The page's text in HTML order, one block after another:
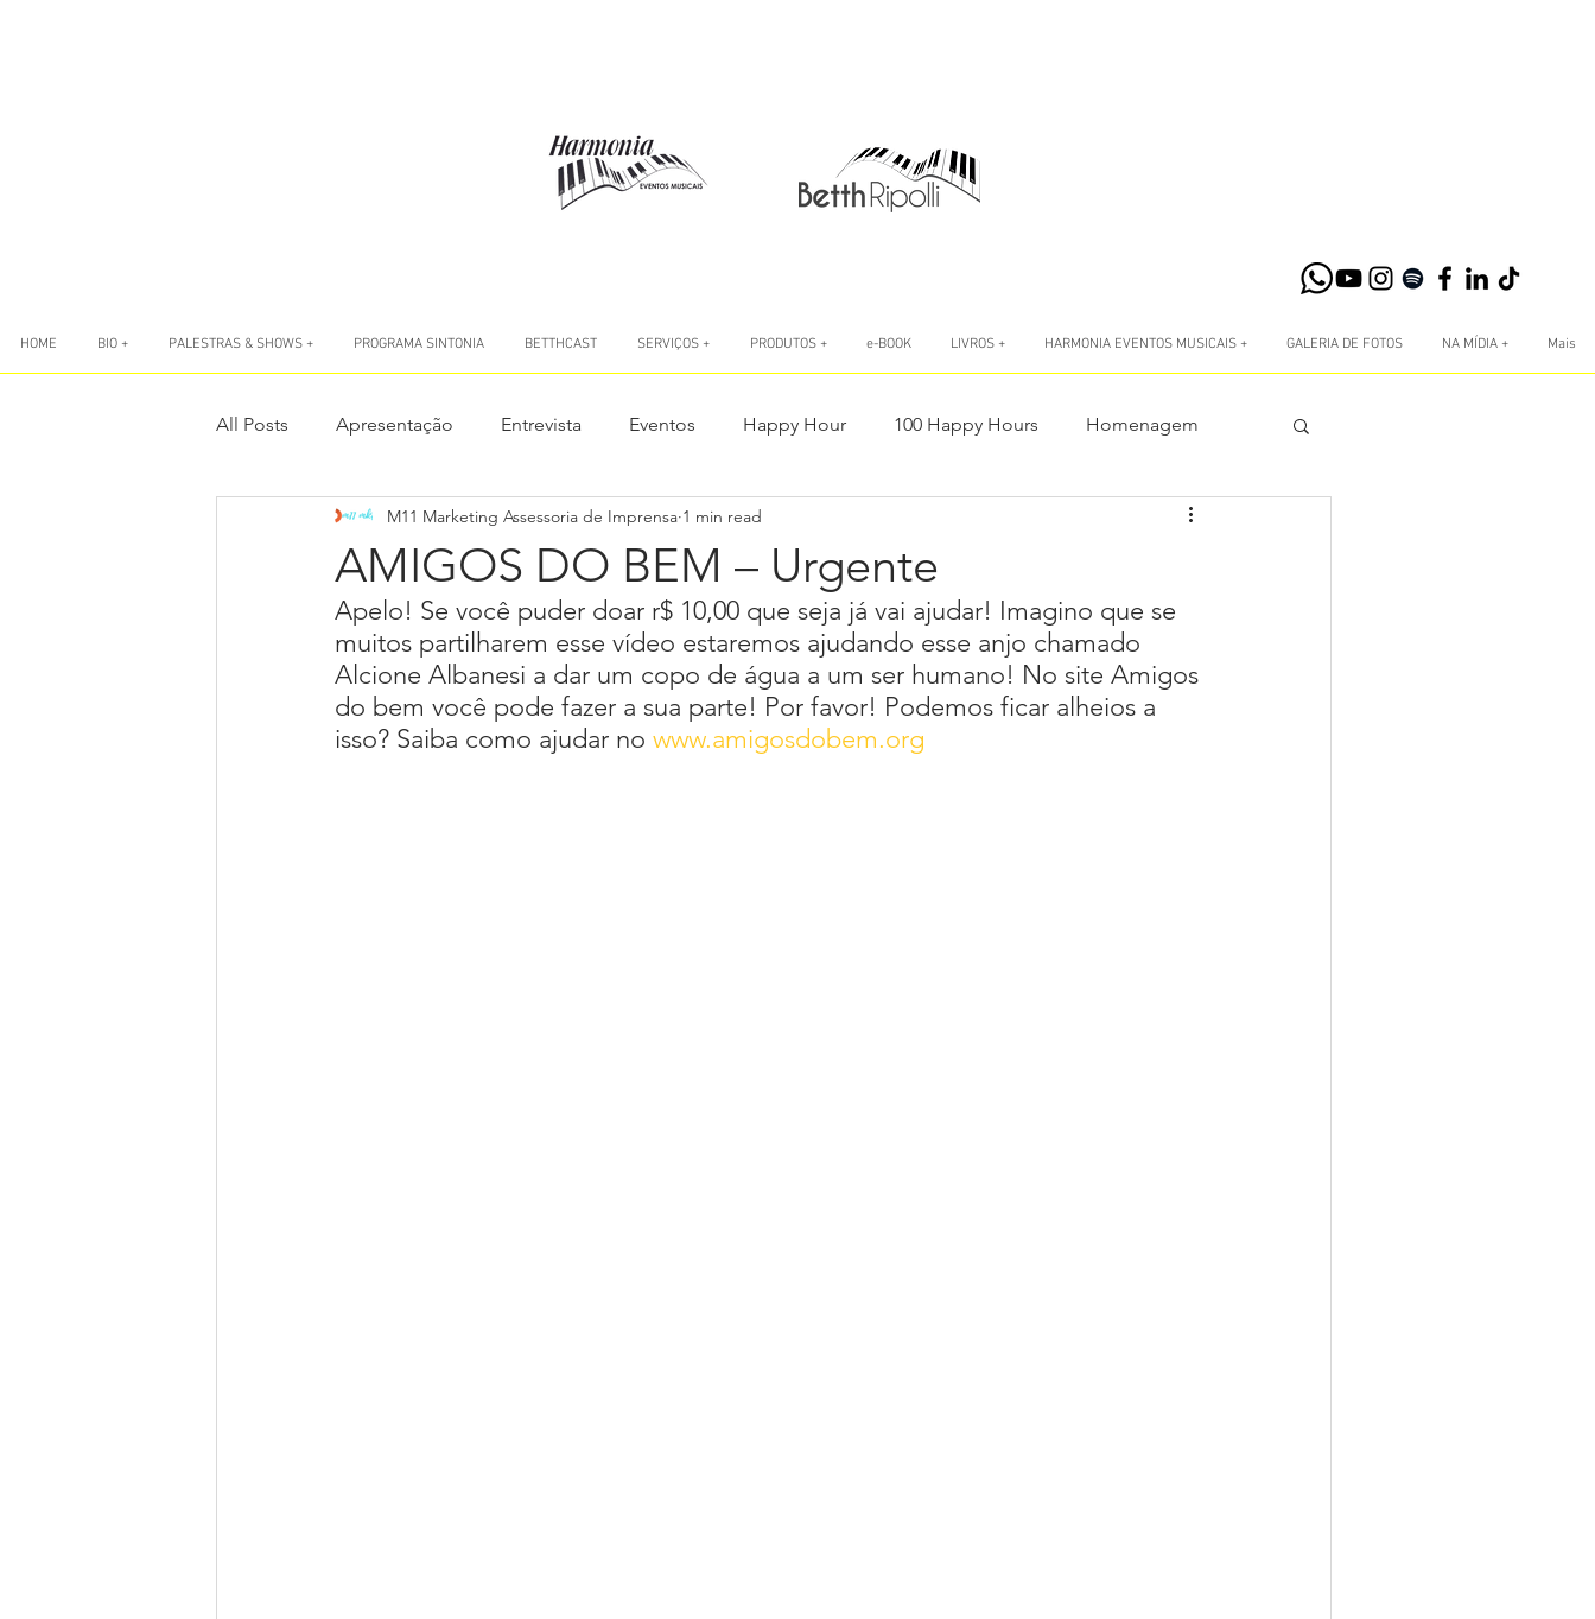
HOME BIO + PALESTRAS & SHOWS + PROGRAMA SINTONIA BETTHCAST SERVIÇOS + PRODUTOS + e-BOOK LIVROS + HARMONIA EVENTOS MUSICAIS + GALERIA DE FOTOS NA MÍDIA + Mais
All Posts Apresentação Entrevista Eventos Happy Hour 100 Happy Hours Homenagem
Livro Sete Ponto Zero Livro #AtitudeÉTudo
Livro Bem Viva de Corpo e Alma Livro Emoções Lançamento Longevidade Musicare
Piano online Palestrante Press Kit Programa Sintonia Spotify Press release Livro Sintonia
AMIGOS DO BEM – Urgente
M11 Marketing Assessoria de Imprensa 1 min read
Apelo! Se você puder doar r$ 10,00 que seja já vai ajudar! Imagino que se
muitos partilharem esse vídeo estaremos ajudando esse anjo chamado
Alcione Albanesi a dar um copo de água a um ser humano! No site Amigos
do bem você pode fazer a sua parte! Por favor! Podemos ficar alheios a
isso? Saiba como ajudar no www.amigosdobem.org